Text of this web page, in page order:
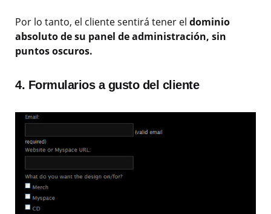
Por lo tanto, el cliente sentirá tener el dominio
absoluto de su panel de administración, sin
puntos oscuros.
4. Formularios a gusto del cliente